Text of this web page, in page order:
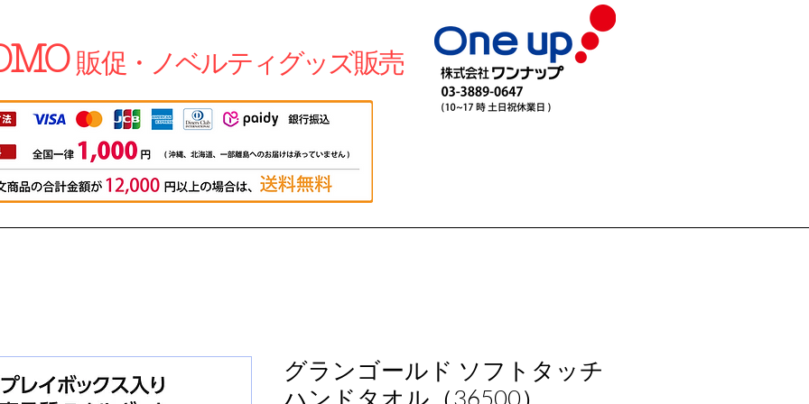
販促・ノベルティグッズ販売
グランゴールド ソフトタッチ
ハンドタオル（36500）